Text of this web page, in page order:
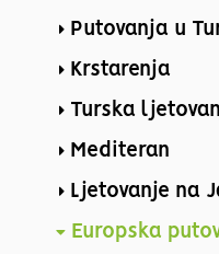
Putovanja u
Krstarenja
Turska
Mediteran
Ljetovanje na
Europska